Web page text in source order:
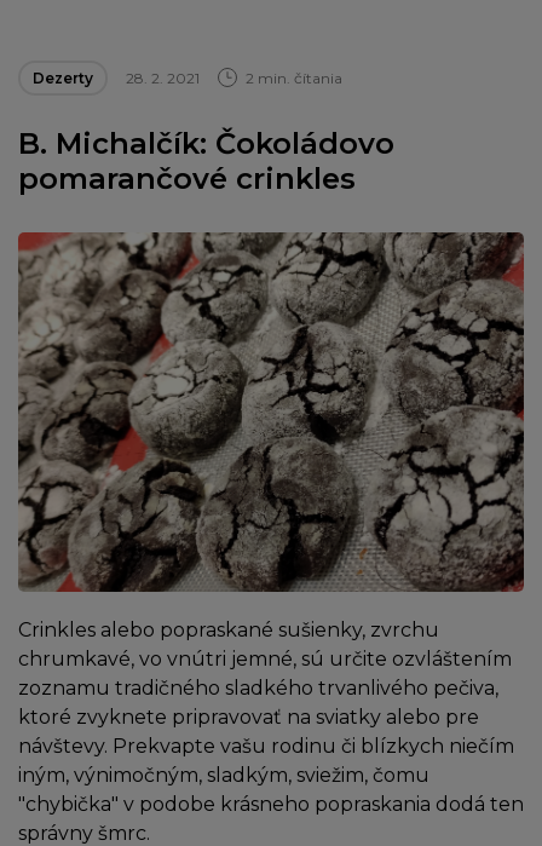
Dezerty 28. 2. 2021 2 min. čítania
B. Michalčík: Čokoládovo
pomarančové crinkles
Crinkles alebo popraskané sušienky, zvrchu
chrumkavé, vo vnútri jemné, sú určite ozvláštením
zoznamu tradičného sladkého trvanlivého pečiva,
ktoré zvyknete pripravovať na sviatky alebo pre
návštevy. Prekvapte vašu rodinu či blízkych niečím
iným, výnimočným, sladkým, sviežim, čomu
"chybička" v podobe krásneho popraskania dodá ten
správny šmrc.